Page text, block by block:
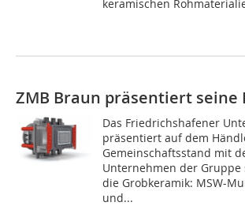
keramischen
ZMB Braun präsentiert seine
Das Friedrichshafener
präsentiert auf dem
Gemeinschaftsstand mit
Unternehmen der
die Grobkeramik: MSW-
und...